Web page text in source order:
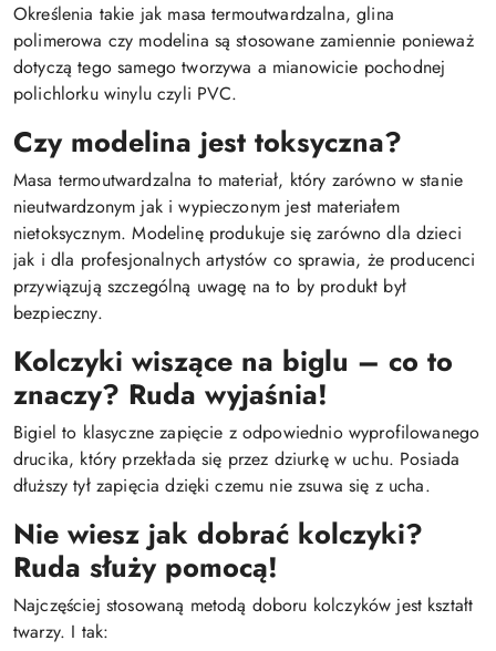
Określenia takie jak masa termoutwardzalna, glina
polimerowa czy modelina są stosowane zamiennie ponieważ
dotyczą tego samego tworzywa a mianowicie pochodnej
polichlorku winylu czyli PVC.
Czy modelina jest toksyczna?
Masa termoutwardzalna to materiał, który zarówno w stanie
nieutwardzonym jak i wypieczonym jest materiałem
nietoksycznym. Modelinę produkuje się zarówno dla dzieci
jak i dla profesjonalnych artystów co sprawia, że producenci
przywiązują szczególną uwagę na to by produkt był
bezpieczny.
Kolczyki wiszące na biglu – co to
znaczy? Ruda wyjaśnia!
Bigiel to klasyczne zapięcie z odpowiednio wyprofilowanego
drucika, który przekłada się przez dziurkę w uchu. Posiada
dłuższy tył zapięcia dzięki czemu nie zsuwa się z ucha.
Nie wiesz jak dobrać kolczyki?
Ruda służy pomocą!
Najczęściej stosowaną metodą doboru kolczyków jest kształt
twarzy. I tak: